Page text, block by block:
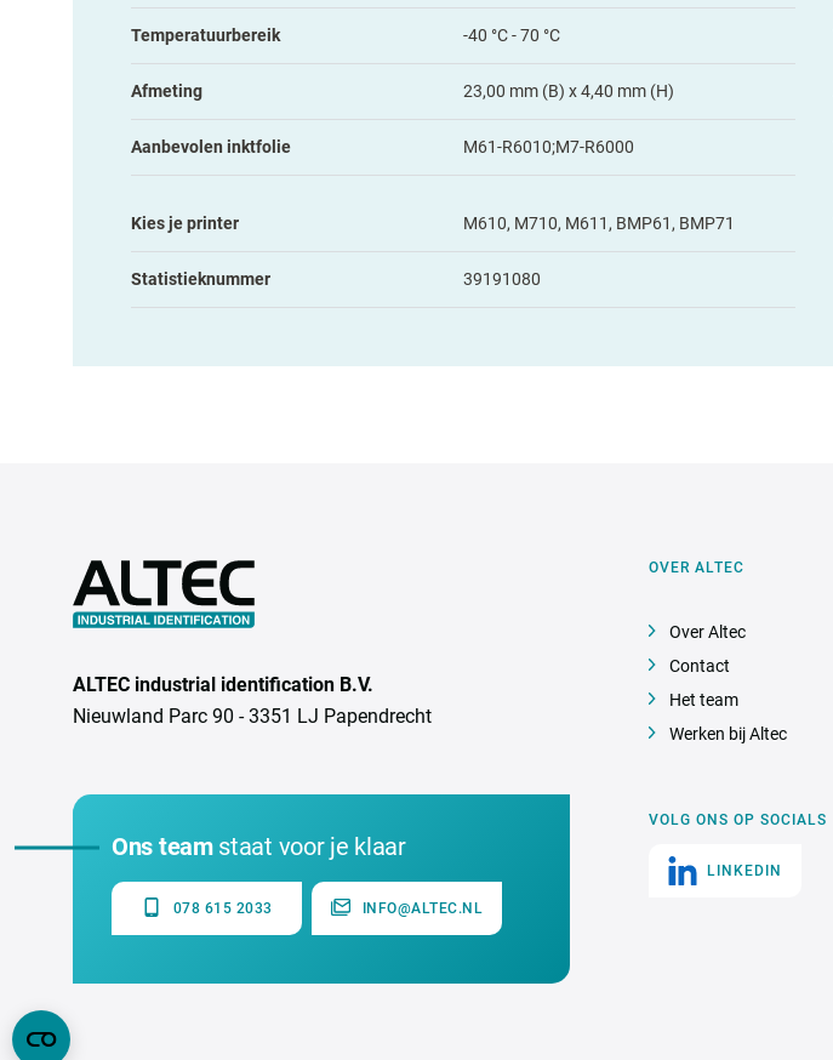
Temperatuurbereik -40 °C - 70 °C
Afmeting 23,00 mm (B) x 4,40 mm (H)
Aanbevolen inktfolie M61-R6010;M7-R6000
Kies je printer M610, M710, M611, BMP61, BMP71
Statistieknummer 39191080
ALTEC industrial identification B.V.
Nieuwland Parc 90 - 3351 LJ Papendrecht
Ons teamstaat voor je klaar
078 615 2033 INFO@ALTEC.NL
OVER ALTEC
Over Altec
Contact
Het team
Werken bij Altec
VOLG ONS OP SOCIALS
LINKEDIN